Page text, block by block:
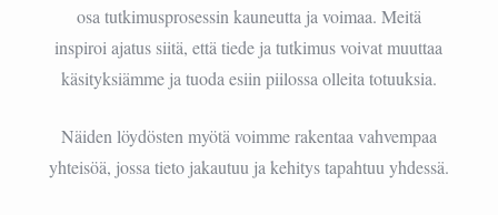
osa tutkimusprosessin kauneutta ja voimaa. Meitä
inspiroi ajatus siitä, että tiede ja tutkimus voivat muuttaa
käsityksiämme ja tuoda esiin piilossa olleita totuuksia.
Näiden löydösten myötä voimme rakentaa vahvempaa
yhteisöä, jossa tieto jakautuu ja kehitys tapahtuu yhdessä.